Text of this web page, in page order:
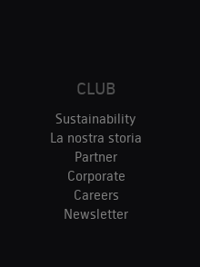
CLUB
Sustainability
La nostra storia
Partner
Corporate
Careers
Newsletter